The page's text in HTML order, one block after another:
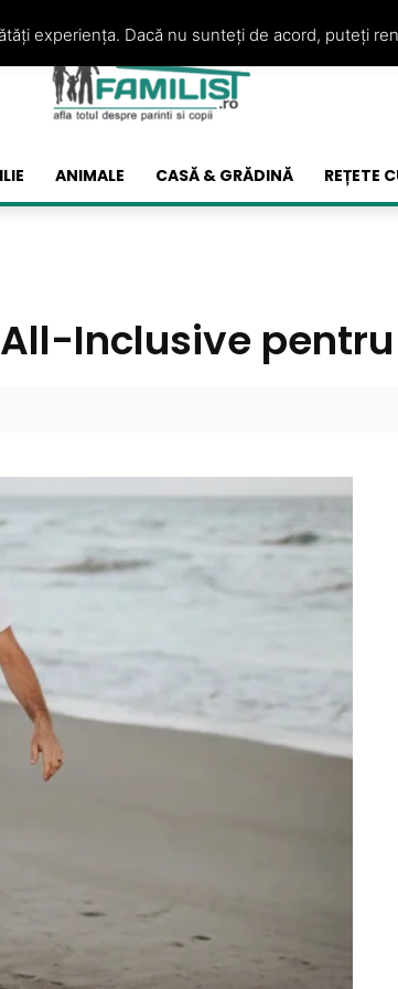
ANIMALE CASĂ & GRĂDINĂ REȚETE
Inclusive
experiența. Dacă nu sunteți de acord, puteți